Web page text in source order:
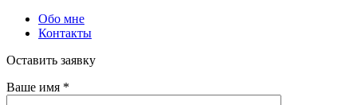
Обо мне
Контакты
Оставить заявку
Ваше имя *